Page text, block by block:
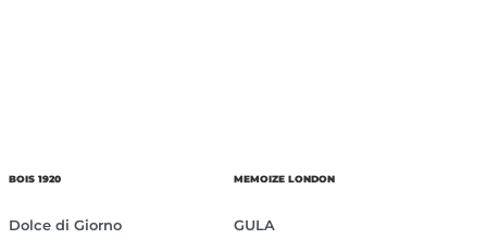
BOIS 1920
Dolce di Giorno
MEMOIZE LONDON
GULA